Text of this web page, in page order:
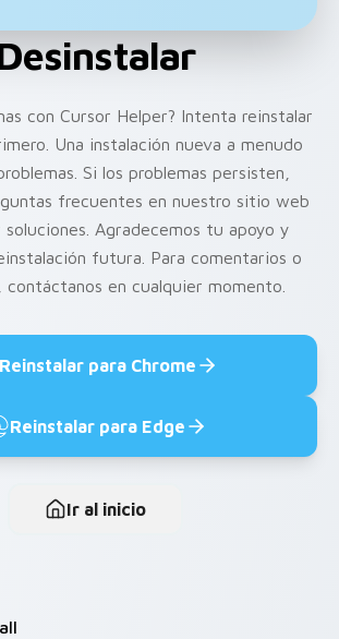
con Cursor Helper? Intenta reinstalar
Una instalación nueva a menudo
Si los problemas persisten,
frecuentes en nuestro sitio web
Agradecemos tu apoyo y
futura. Para comentarios o
en cualquier momento.
para Chrome
Reinstalar para Edge
Ir al inicio